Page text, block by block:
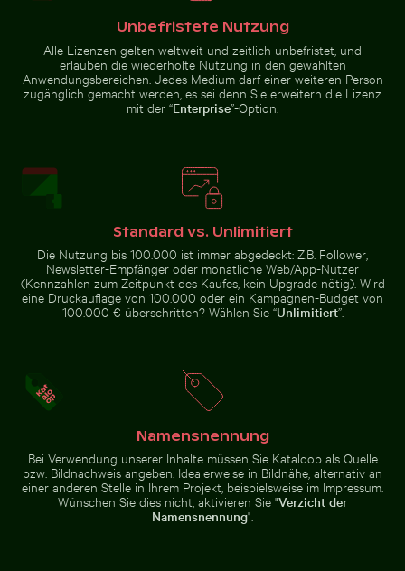
Palacio de Bellas
Artes, Mexiko-
Stadt
Pelikane auf ruhigem Wasser
Malerische Aussicht auf die Insel Kastri mit Kapelle
Malerische Aussicht auf die Insel
Steinskulpturen von
Steinskulpturen von Schlangen
Flughund im farbenfrohen Himmel gleitend
Flughund im farbenfrohen
Himmel gleitend
Biene bei der Bestäubung
Biene bei der Bestäubung von
rosa Kirschblüten im Frühling
Rosa Seerosen auf einem TeichMajestätischer Pfau mit
Unbefristete Nutzung
Alle Lizenzen gelten weltweit und zeitlich unbefristet, und
erlauben die wiederholte Nutzung in den gewählten
Anwendungsbereichen. Jedes Medium darf einer weiteren Person
zugänglich gemacht werden, es sei denn Sie erweitern die Lizenz
mit der “Enterprise”-Option.
Standard vs. Unlimitiert
Die Nutzung bis 100.000 ist immer abgedeckt: Z.B. Follower,
Newsletter-Empfänger oder monatliche Web/App-Nutzer
(Kennzahlen zum Zeitpunkt des Kaufes, kein Upgrade nötig). Wird
eine Druckauflage von 100.000 oder ein Kampagnen-Budget von
100.000 € überschritten? Wählen Sie “Unlimitiert”.
Namensnennung
Bei Verwendung unserer Inhalte müssen Sie Kataloop als Quelle
bzw. Bildnachweis angeben. Idealerweise in Bildnähe, alternativ an
einer anderen Stelle in Ihrem Projekt, beispielsweise im Impressum.
Wünschen Sie dies nicht, aktivieren Sie "Verzicht der
Namensnennung".